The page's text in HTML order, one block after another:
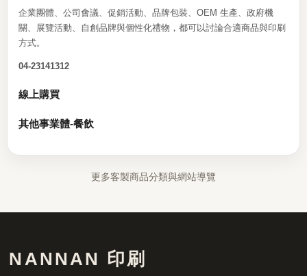
企業團體、公司會議、促銷活動、品牌包裝、OEM 生產、政府機
關、展覽活動、自創品牌與個性化禮物，都可以討論合適商品與印刷
方式。
04-23141312
線上購買
其他事業體-餐飲
更多客製商品分類與網站導覽
NANNAN 印刷